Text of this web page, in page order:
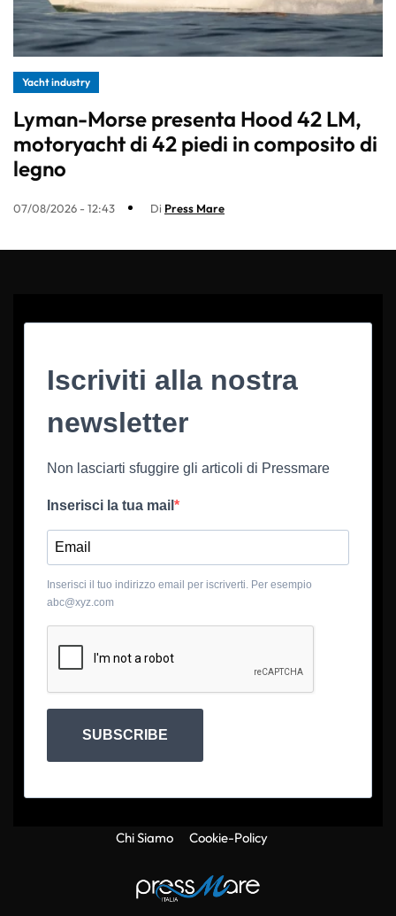
Yacht industry
Lyman-Morse presenta Hood 42 LM,
motoryacht di 42 piedi in composito di
legno
07/08/2026 - 12:43 Di Press Mare
Iscriviti alla nostra
newsletter
Non lasciarti sfuggire gli articoli di Pressmare
Inserisci la tua mail
Inserisci il tuo indirizzo email per iscriverti. Per esempio
abc@xyz.com
SUBSCRIBE
Chi Siamo Cookie-Policy